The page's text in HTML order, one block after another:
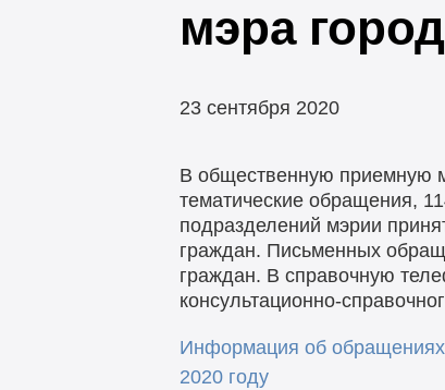
мэра
23 сентября 2020
В общественную приемную
тематические обращения,
подразделений мэрии
граждан. Письменных
граждан. В справочную
консультационно-
Информация об
2020 году